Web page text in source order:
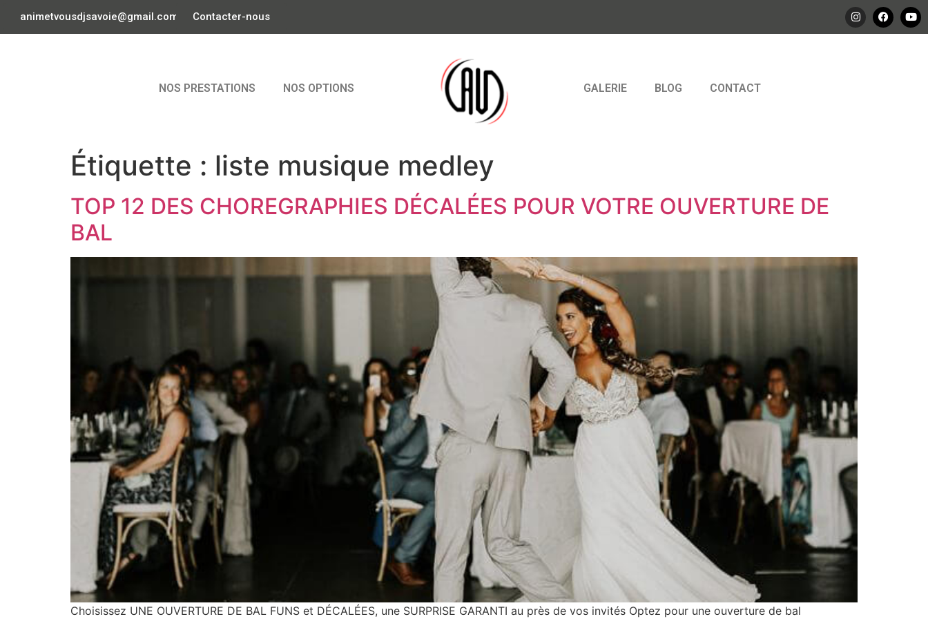
animetvousdjsavoie@gmail.com Contacter-nous
NOS PRESTATIONS NOS OPTIONS GALERIE BLOG CONTACT
Étiquette : liste musique medley
TOP 12 DES CHOREGRAPHIES DÉCALÉES POUR VOTRE OUVERTURE DE
BAL
Choisissez UNE OUVERTURE DE BAL FUNS et DÉCALÉES, une SURPRISE GARANTI au près de vos invités Optez pour une ouverture de bal